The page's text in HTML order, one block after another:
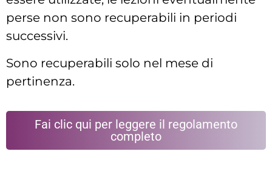
perse non sono recuperabili in periodi
successivi.
Sono recuperabili solo nel mese di
pertinenza.
Fai clic qui per leggere il regolamento
completo